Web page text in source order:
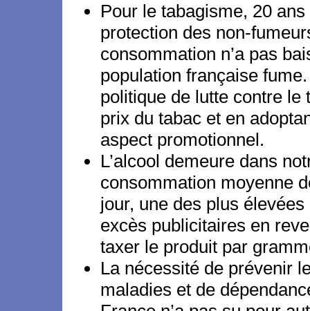
Pour le tabagisme, 20
protection des non-
consommation n’a pas
population française
politique de lutte contre
prix du tabac et en
aspect promotionnel.
L’alcool demeure dans
consommation moyenne
jour, une des plus élevées
excès publicitaires en
taxer le produit par
La nécessité de prévenir
maladies et de